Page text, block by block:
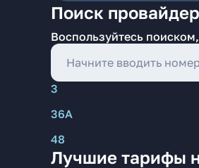
Поиск
Воспользуйтесь
3
36А
48
Лучшие тарифы